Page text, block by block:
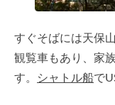
すぐそばには天保
観覧車もあり、家
す。
シャトル船で